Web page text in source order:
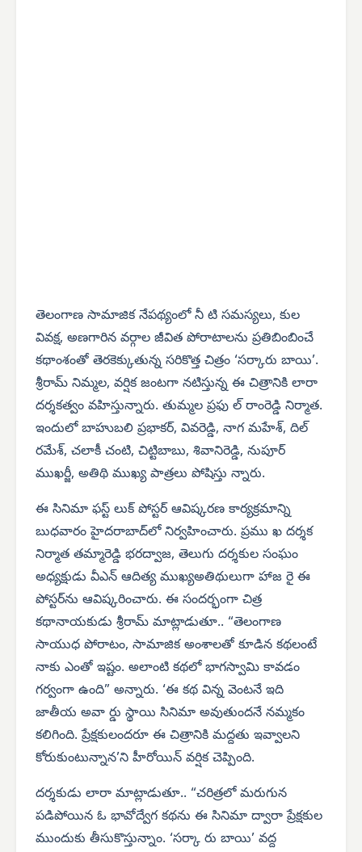
తెలంగాణ సామాజిక నేపథ్యంలో నీ టి సమస్యలు, కుల
వివక్ష, అణగారిన వర్గాల జీవిత పోరాటాలను ప్రతిబింబించే
కథాంశంతో తెరకెక్కుతున్న సరికొత్త చిత్రం ‘సర్కారు బాయి’.
శ్రీరామ్ నిమ్మల, వర్షిక జంటగా నటిస్తున్న ఈ చిత్రానికి లారా
దర్శకత్వం వహిస్తున్నారు. తుమ్మల ప్రఫు ల్ రాంరెడ్డి నిర్మాత.
ఇందులో బాహుబలి ప్రభాకర్, వివరెడ్డి, నాగ మహేశ్, దిల్
రమేశ్, చలాకీ చంటి, చిట్టిబాబు, శివానిరెడ్డి, నుపూర్
ముఖర్జీ, అతిథి ముఖ్య పాత్రలు పోషిస్తు న్నారు.
ఈ సినిమా ఫస్ట్ లుక్ పోస్టర్ ఆవిష్కరణ కార్యక్రమాన్ని
బుధవారం హైదరాబాద్‌లో నిర్వహించారు. ప్రము ఖ దర్శక
నిర్మాత తమ్మారెడ్డి భరద్వాజ, తెలుగు దర్శకుల సంఘం
అధ్యక్షుడు వీఎన్ ఆదిత్య ముఖ్యఅతిథులుగా హాజ రై ఈ
పోస్టర్‌ను ఆవిష్కరించారు. ఈ సందర్భంగా చిత్ర
కథానాయకుడు శ్రీరామ్ మాట్లాడుతూ.. “తెలంగాణ
సాయుధ పోరాటం, సామాజిక అంశాలతో కూడిన కథలంటే
నాకు ఎంతో ఇష్టం. అలాంటి కథలో భాగస్వామి కావడం
గర్వంగా ఉంది” అన్నారు. ‘ఈ కథ విన్న వెంటనే ఇది
జాతీయ అవా ర్డు స్థాయి సినిమా అవుతుందనే నమ్మకం
కలిగింది. ప్రేక్షకులందరూ ఈ చిత్రానికి మద్దతు ఇవ్వాలని
కోరుకుంటున్నాన’ని హీరోయిన్ వర్షిక చెప్పింది.
దర్శకుడు లారా మాట్లాడుతూ.. “చరిత్రలో మరుగున
పడిపోయిన ఓ భావోద్వేగ కథను ఈ సినిమా ద్వారా ప్రేక్షకుల
ముందుకు తీసుకొస్తున్నాం. ‘సర్కా రు బాయి’ వద్ద